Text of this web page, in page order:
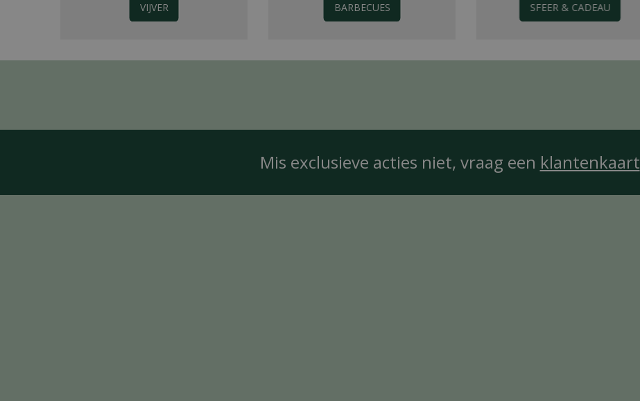
VIJVER BARBECUES SFEER & CADEAU
Mis exclusieve acties niet, vraag een klantenkaart